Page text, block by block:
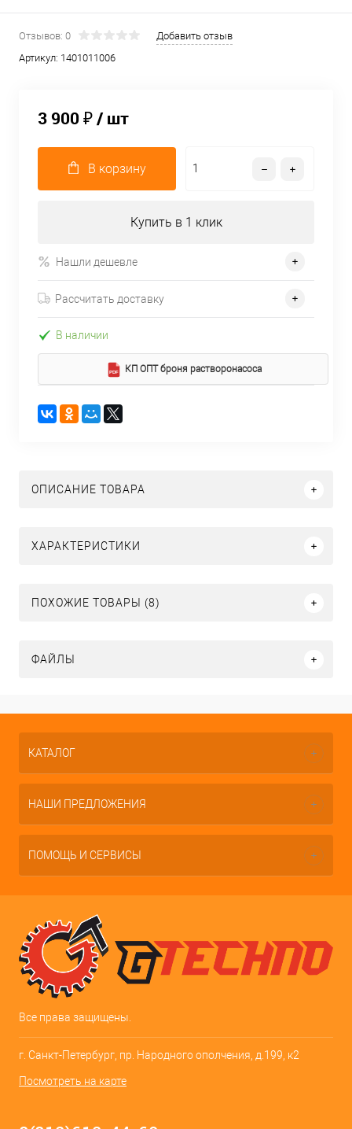
Отзывов: 0
Добавить отзыв
Артикул: 1401011006
3 900 ₽/ шт
В корзину
Купить в 1 клик
Нашли дешевле
Рассчитать доставку
В наличии
КП ОПТ броня растворонасоса
ОПИСАНИЕ ТОВАРА
ХАРАКТЕРИСТИКИ
ПОХОЖИЕ ТОВАРЫ (8)
ФАЙЛЫ
КАТАЛОГ
НАШИ ПРЕДЛОЖЕНИЯ
ПОМОЩЬ И СЕРВИСЫ
Все права защищены.
г. Санкт-Петербург, пр. Народного ополчения, д.199, к2
Посмотреть на карте